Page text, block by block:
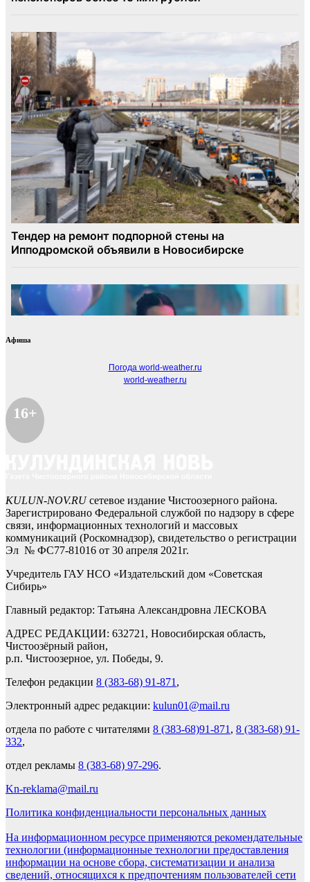
Афиша
Погода world-weather.ru
world-weather.ru
16+
KULUN-NOV.RUсетевое издание Чистоозерного района.
Зарегистрировано Федеральной службой по надзору в сфере
связи, информационных технологий и массовых
коммуникаций (Роскомнадзор), свидетельство о регистрации
Эл № ФС77-81016 от 30 апреля 2021г.
Учредитель ГАУ НСО «Издательский дом «Советская
Сибирь»
Главный редактор: Татьяна Александровна ЛЕСКОВА
АДРЕС РЕДАКЦИИ: 632721, Новосибирская область,
Чистоозёрный район,
р.п. Чистоозерное, ул. Победы, 9.
Телефон редакции 8 (383-68) 91-871 ,
Электронный адрес редакции: kulun01@mail.ru
отдела по работе с читателями 8 (383-68)91-871 , 8 (383-68) 91-
332,
отдел рекламы 8 (383-68) 97-296.
Kn-reklama@mail.ru
Политика конфиденциальности персональных данных
На информационном ресурсе применяются рекомендательные
технологии (информационные технологии предоставления
информации на основе сбора, систематизации и анализа
сведений, относящихся к предпочтениям пользователей сети